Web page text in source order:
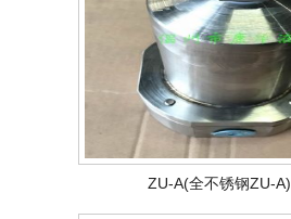
ZU-A(全不锈钢ZU-A)